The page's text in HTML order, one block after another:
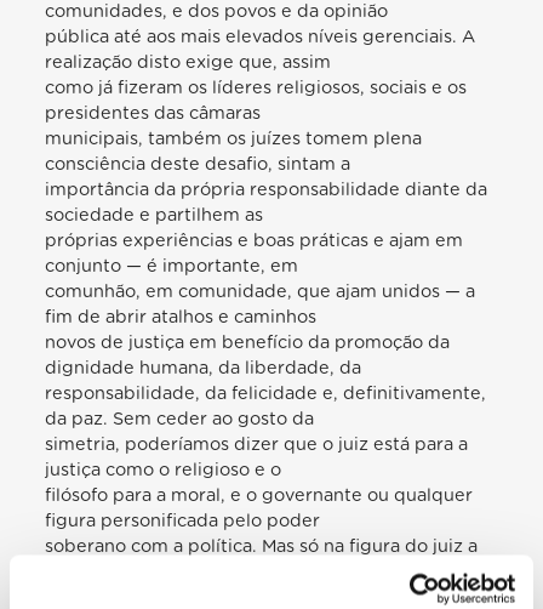
comunidades, e dos povos e da opinião
pública até aos mais elevados níveis gerenciais. A
realização disto exige que, assim
como já fizeram os líderes religiosos, sociais e os
presidentes das câmaras
municipais, também os juízes tomem plena
consciência deste desafio, sintam a
importância da própria responsabilidade diante da
sociedade e partilhem as
próprias experiências e boas práticas e ajam em
conjunto — é importante, em
comunhão, em comunidade, que ajam unidos — a
fim de abrir atalhos e caminhos
novos de justiça em benefício da promoção da
dignidade humana, da liberdade, da
responsabilidade, da felicidade e, definitivamente,
da paz. Sem ceder ao gosto da
simetria, poderíamos dizer que o juiz está para a
justiça como o religioso e o
filósofo para a moral, e o governante ou qualquer
figura personificada pelo poder
soberano com a política. Mas só na figura do juiz a